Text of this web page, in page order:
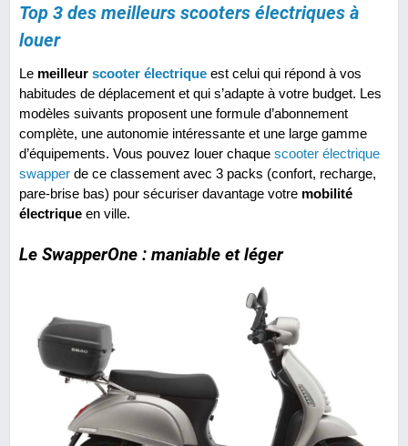
Top 3 des meilleurs scooters électriques à
louer
Le meilleur scooter électrique est celui qui répond à vos
habitudes de déplacement et qui s’adapte à votre budget. Les
modèles suivants proposent une formule d’abonnement
complète, une autonomie intéressante et une large gamme
d’équipements. Vous pouvez louer chaque scooter électrique
swapper de ce classement avec 3 packs (confort, recharge,
pare-brise bas) pour sécuriser davantage votre mobilité
électrique en ville.
Le SwapperOne : maniable et léger